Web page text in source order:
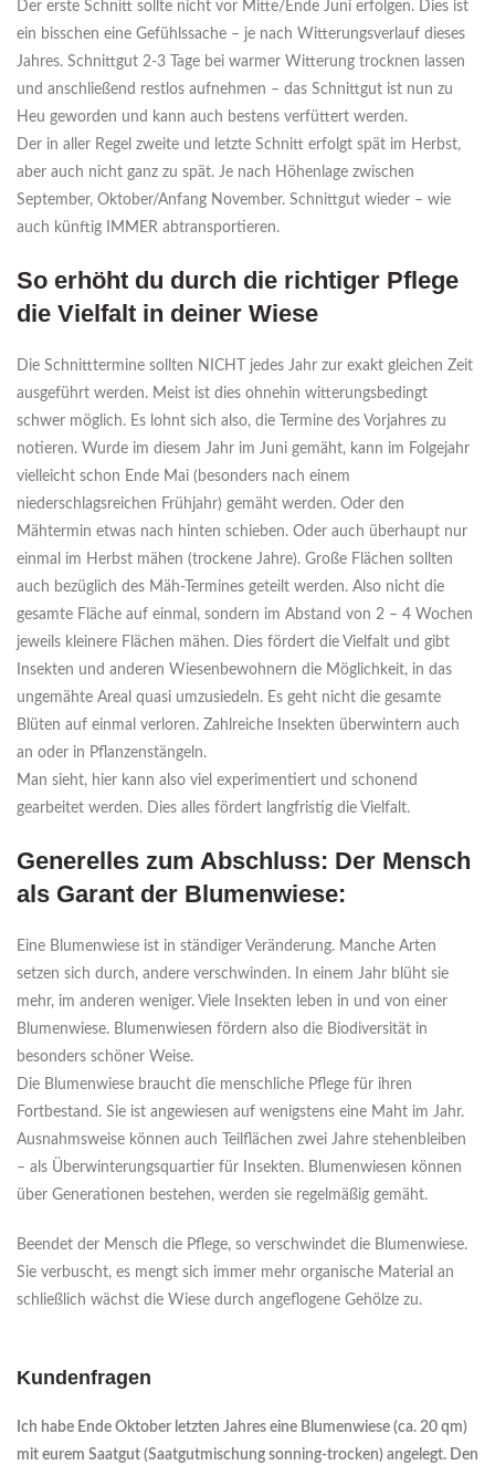
Der erste Schnitt sollte nicht vor Mitte/Ende Juni erfolgen. Dies ist
ein bisschen eine Gefühlssache – je nach Witterungsverlauf dieses
Jahres. Schnittgut 2-3 Tage bei warmer Witterung trocknen lassen
und anschließend restlos aufnehmen – das Schnittgut ist nun zu
Heu geworden und kann auch bestens verfüttert werden.
Der in aller Regel zweite und letzte Schnitt erfolgt spät im Herbst,
aber auch nicht ganz zu spät. Je nach Höhenlage zwischen
September, Oktober/Anfang November. Schnittgut wieder – wie
auch künftig IMMER abtransportieren.
So erhöht du durch die richtiger Pflege
die Vielfalt in deiner Wiese
Die Schnitttermine sollten NICHT jedes Jahr zur exakt gleichen Zeit
ausgeführt werden. Meist ist dies ohnehin witterungsbedingt
schwer möglich. Es lohnt sich also, die Termine des Vorjahres zu
notieren. Wurde im diesem Jahr im Juni gemäht, kann im Folgejahr
vielleicht schon Ende Mai (besonders nach einem
niederschlagsreichen Frühjahr) gemäht werden. Oder den
Mähtermin etwas nach hinten schieben. Oder auch überhaupt nur
einmal im Herbst mähen (trockene Jahre). Große Flächen sollten
auch bezüglich des Mäh-Termines geteilt werden. Also nicht die
gesamte Fläche auf einmal, sondern im Abstand von 2 – 4 Wochen
jeweils kleinere Flächen mähen. Dies fördert die Vielfalt und gibt
Insekten und anderen Wiesenbewohnern die Möglichkeit, in das
ungemähte Areal quasi umzusiedeln. Es geht nicht die gesamte
Blüten auf einmal verloren. Zahlreiche Insekten überwintern auch
an oder in Pflanzenstängeln.
Man sieht, hier kann also viel experimentiert und schonend
gearbeitet werden. Dies alles fördert langfristig die Vielfalt.
Generelles zum Abschluss: Der Mensch
als Garant der Blumenwiese:
Eine Blumenwiese ist in ständiger Veränderung. Manche Arten
setzen sich durch, andere verschwinden. In einem Jahr blüht sie
mehr, im anderen weniger. Viele Insekten leben in und von einer
Blumenwiese. Blumenwiesen fördern also die Biodiversität in
besonders schöner Weise.
Die Blumenwiese braucht die menschliche Pflege für ihren
Fortbestand. Sie ist angewiesen auf wenigstens eine Maht im Jahr.
Ausnahmsweise können auch Teilflächen zwei Jahre stehenbleiben
– als Überwinterungsquartier für Insekten. Blumenwiesen können
über Generationen bestehen, werden sie regelmäßig gemäht.
Beendet der Mensch die Pflege, so verschwindet die Blumenwiese.
Sie verbuscht, es mengt sich immer mehr organische Material an
schließlich wächst die Wiese durch angeflogene Gehölze zu.
Kundenfragen
Ich habe Ende Oktober letzten Jahres eine Blumenwiese (ca. 20 qm)
mit eurem Saatgut (Saatgutmischung sonning-trocken) angelegt. Den